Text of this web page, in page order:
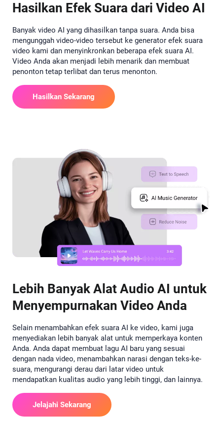
Hasilkan Efek Suara dari Video AI
Banyak video AI yang dihasilkan tanpa suara. Anda bisa
mengunggah video-video tersebut ke generator efek suara
video kami dan menyinkronkan beberapa efek suara AI.
Video Anda akan menjadi lebih menarik dan membuat
penonton tetap terlibat dan terus menonton.
Hasilkan Sekarang
Lebih Banyak Alat Audio AI untuk
Menyempurnakan Video Anda
Selain menambahkan efek suara AI ke video, kami juga
menyediakan lebih banyak alat untuk memperkaya konten
Anda. Anda dapat membuat lagu AI baru yang sesuai
dengan nada video, menambahkan narasi dengan teks-ke-
suara, mengurangi derau dari latar video untuk
mendapatkan kualitas audio yang lebih tinggi, dan lainnya.
Jelajahi Sekarang